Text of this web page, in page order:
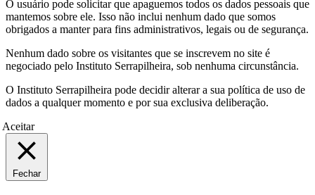
O usuário pode solicitar que apaguemos todos os dados pessoais que
mantemos sobre ele. Isso não inclui nenhum dado que somos
obrigados a manter para fins administrativos, legais ou de segurança.
Nenhum dado sobre os visitantes que se inscrevem no site é
negociado pelo Instituto Serrapilheira, sob nenhuma circunstância.
O Instituto Serrapilheira pode decidir alterar a sua política de uso de
dados a qualquer momento e por sua exclusiva deliberação.
Aceitar
Fechar